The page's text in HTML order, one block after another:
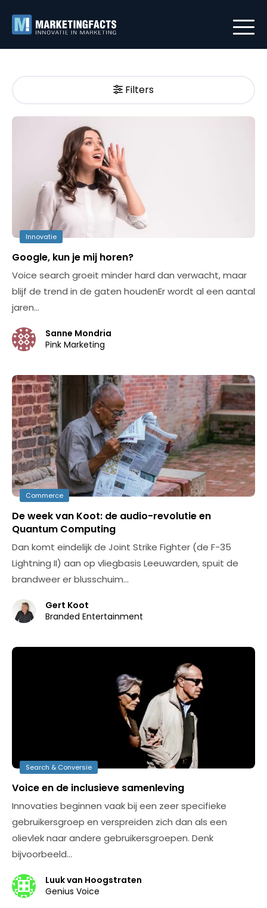
Filters
Innovatie
Google, kun je mij horen?
Voice search groeit minder hard dan verwacht, maar
blijf de trend in de gaten houdenEr wordt al een aantal
jaren…
Sanne Mondria
Pink Marketing
Commerce
De week van Koot: de audio-revolutie en
Quantum Computing
Dan komt eindelijk de Joint Strike Fighter (de F-35
Lightning II) aan op vliegbasis Leeuwarden, spuit de
brandweer er blusschuim…
Gert Koot
Branded Entertainment
Search & Conversie
Voice en de inclusieve samenleving
Innovaties beginnen vaak bij een zeer specifieke
gebruikersgroep en verspreiden zich dan als een
olievlek naar andere gebruikersgroepen. Denk
bijvoorbeeld…
Luuk van Hoogstraten
Genius Voice